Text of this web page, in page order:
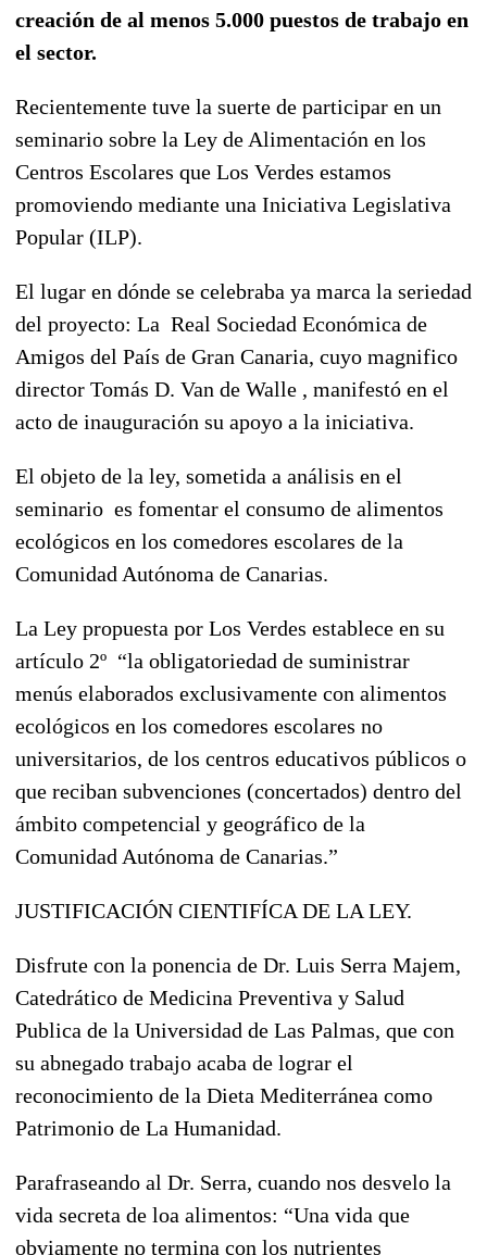
creación de al menos 5.000 puestos de trabajo en
el sector.
Recientemente tuve la suerte de participar en un
seminario sobre la Ley de Alimentación en los
Centros Escolares que Los Verdes estamos
promoviendo mediante una Iniciativa Legislativa
Popular (ILP).
El lugar en dónde se celebraba ya marca la seriedad
del proyecto: La Real Sociedad Económica de
Amigos del País de Gran Canaria, cuyo magnifico
director Tomás D. Van de Walle , manifestó en el
acto de inauguración su apoyo a la iniciativa.
El objeto de la ley, sometida a análisis en el
seminario es fomentar el consumo de alimentos
ecológicos en los comedores escolares de la
Comunidad Autónoma de Canarias.
La Ley propuesta por Los Verdes establece en su
artículo 2º “la obligatoriedad de suministrar
menús elaborados exclusivamente con alimentos
ecológicos en los comedores escolares no
universitarios, de los centros educativos públicos o
que reciban subvenciones (concertados) dentro del
ámbito competencial y geográfico de la
Comunidad Autónoma de Canarias.”
JUSTIFICACIÓN CIENTIFÍCA DE LA LEY.
Disfrute con la ponencia de Dr. Luis Serra Majem,
Catedrático de Medicina Preventiva y Salud
Publica de la Universidad de Las Palmas, que con
su abnegado trabajo acaba de lograr el
reconocimiento de la Dieta Mediterránea como
Patrimonio de La Humanidad.
Parafraseando al Dr. Serra, cuando nos desvelo la
vida secreta de loa alimentos: “Una vida que
obviamente no termina con los nutrientes